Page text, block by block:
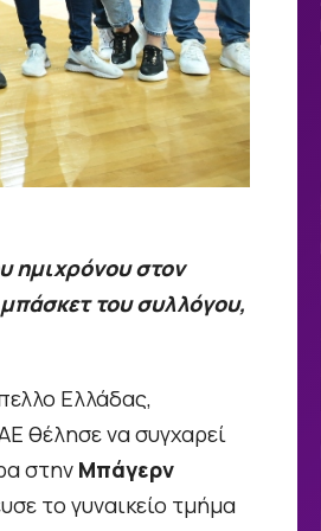
ημιχρόνου στον
του συλλόγου,
Ελλάδας,
θέλησε να συγχαρεί
στην Μπάγερν
το γυναικείο τμήμα